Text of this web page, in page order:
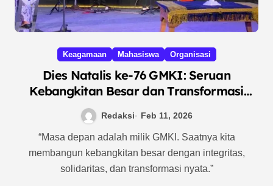
Keagamaan Mahasiswa Organisasi
Dies Natalis ke-76 GMKI: Seruan
Kebangkitan Besar dan Transformasi
Menuju “GMKI’s Future”
Redaksi Feb 11, 2026
“Masa depan adalah milik GMKI. Saatnya kita
membangun kebangkitan besar dengan integritas,
solidaritas, dan transformasi nyata.”